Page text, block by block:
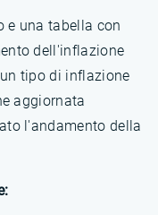
e una tabella con
dell'inflazione
tipo di inflazione
aggiornata
l'andamento della